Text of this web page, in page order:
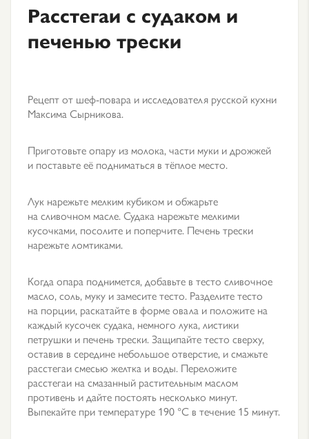
Расстегаи с судаком и
печенью трески
Рецепт от шеф-повара и исследователя русской кухни
Максима Сырникова.
Приготовьте опару из молока, части муки и дрожжей
и поставьте её подниматься в тёплое место.
Лук нарежьте мелким кубиком и обжарьте
на сливочном масле. Судака нарежьте мелкими
кусочками, посолите и поперчите. Печень трески
нарежьте ломтиками.
Когда опара поднимется, добавьте в тесто сливочное
масло, соль, муку и замесите тесто. Разделите тесто
на порции, раскатайте в форме овала и положите на
каждый кусочек судака, немного лука, листики
петрушки и печень трески. Защипайте тесто сверху,
оставив в середине небольшое отверстие, и смажьте
расстегаи смесью желтка и воды. Переложите
расстегаи на смазанный растительным маслом
противень и дайте постоять несколько минут.
Выпекайте при температуре 190 °С в течение 15 минут.